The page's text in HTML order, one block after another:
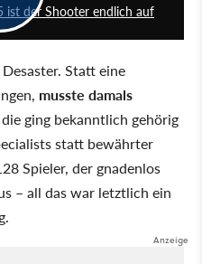
ist der Shooter endlich auf
Statt eine
musste damals
ging bekanntlich gehörig
statt bewährter
Spieler, der gnadenlos
– all das war letztlich ein